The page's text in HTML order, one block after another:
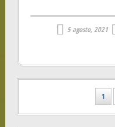
5 agosto, 2021
1